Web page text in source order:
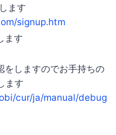
ます
signup.htm
ます
しますのでお手持ちの
ます
cur/ja/manual/debug